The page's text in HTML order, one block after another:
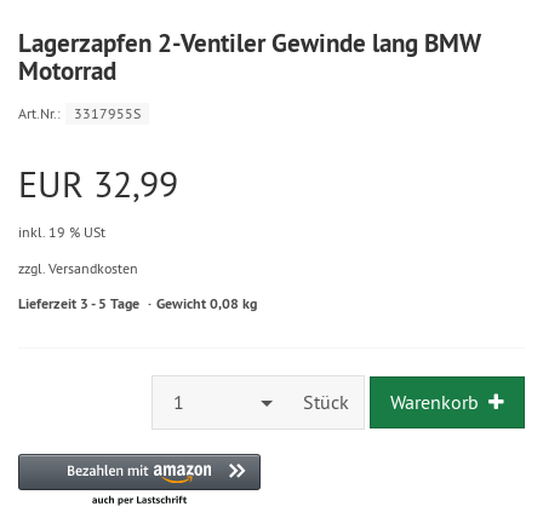
Lagerzapfen 2-Ventiler Gewinde lang BMW
Motorrad
Art.Nr.: 3317955S
EUR 32,99
inkl. 19 % USt
zzgl. Versandkosten
Lieferzeit 3 - 5 Tage Gewicht 0,08 kg
1 Stück Warenkorb